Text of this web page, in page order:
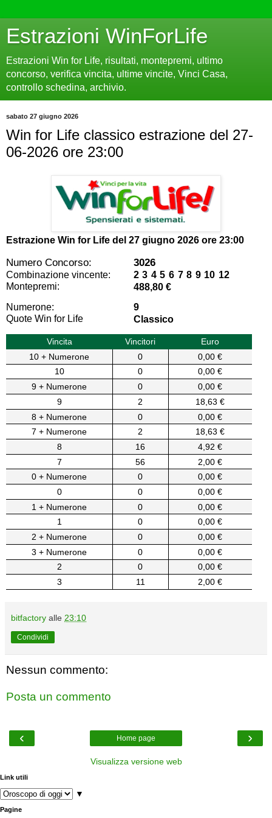
Estrazioni WinForLife
Estrazioni Win for Life, risultati, montepremi, ultimo
concorso, verifica vincita, ultime vincite, Vinci Casa,
controllo schedina, archivio.
sabato 27 giugno 2026
Win for Life classico estrazione del 27-
06-2026 ore 23:00
Estrazione Win for Life del 27 giugno 2026 ore 23:00
Numero Concorso: 3026
Combinazione vincente:
2 3 4 5 6 7 8 9 10 12
Montepremi:
488,80 €
Numerone:
9
Quote Win for Life
Classico
Vincita Vincitori
Euro
10 + Numerone
0
0,00 €
10
0
0,00 €
9 + Numerone
0
0,00 €
9
2
18,63 €
8 + Numerone
0
0,00 €
7 + Numerone
2
18,63 €
8
16
4,92 €
7
56
2,00 €
0 + Numerone
0
0,00 €
0
0
0,00 €
1 + Numerone
0
0,00 €
1
0
0,00 €
2 + Numerone
0
0,00 €
3 + Numerone
0
0,00 €
2
0
0,00 €
3
11 2,00 €
bitfactory alle 23:10
Condividi
Nessun commento:
Posta un commento
‹ ›
Home page
Visualizza versione web
Link utili
▼
Pagine